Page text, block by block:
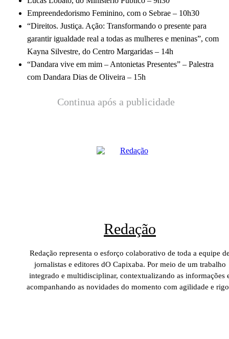
Empreendedorismo Feminino, com o Sebrae – 10h30
“Direitos. Justiça. Ação: Transformando o presente para
garantir igualdade real a todas as mulheres e meninas”, com
Kayna Silvestre, do Centro Margaridas – 14h
“Dandara vive em mim – Antonietas Presentes” – Palestra
com Dandara Dias de Oliveira – 15h
Continua após a publicidade
Redação
Redação representa o esforço colaborativo de toda a equipe
jornalistas e editores dO Capixaba. Por meio de um trabalho
integrado e multidisciplinar, contextualizando as informações
acompanhando as novidades do momento com agilidade e